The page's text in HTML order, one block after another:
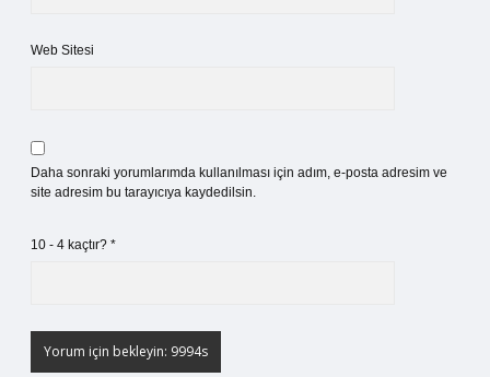
Web Sitesi
Daha sonraki yorumlarımda kullanılması için adım, e-posta adresim ve
site adresim bu tarayıcıya kaydedilsin.
10 - 4 kaçtır? *